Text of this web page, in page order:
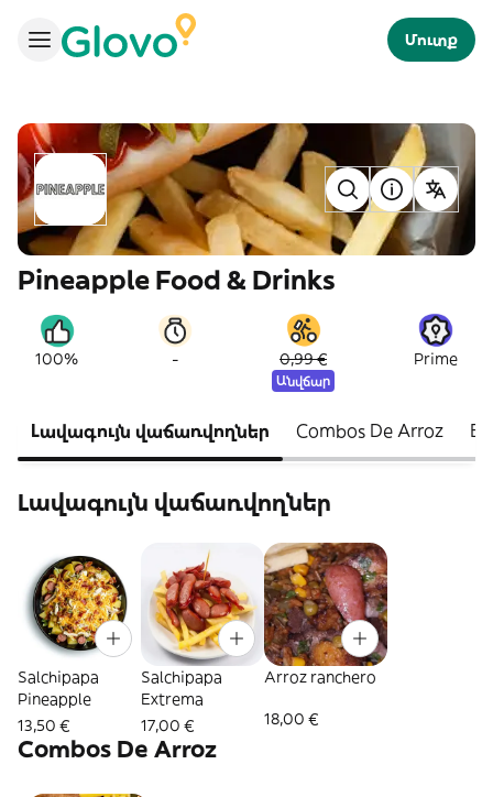
Մուտք
Pineapple Food & Drinks
100% - 0,99 €
Անվճար
Prime
Լավագույն վաճառվողներ Combos De Arroz
Լավագույն վաճառվողներ
Salchipapa
Pineapple
13,50 €
Salchipapa
Extrema
17,00 €
Arroz ranchero
18,00 €
Combos De Arroz